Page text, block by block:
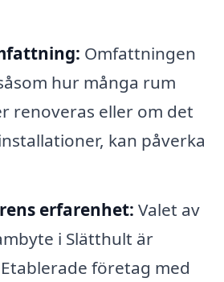
Omfattningen
hur många rum
renoveras eller om det
kan påverka
erfarenhet: Valet av
i Slätthult är
företag med